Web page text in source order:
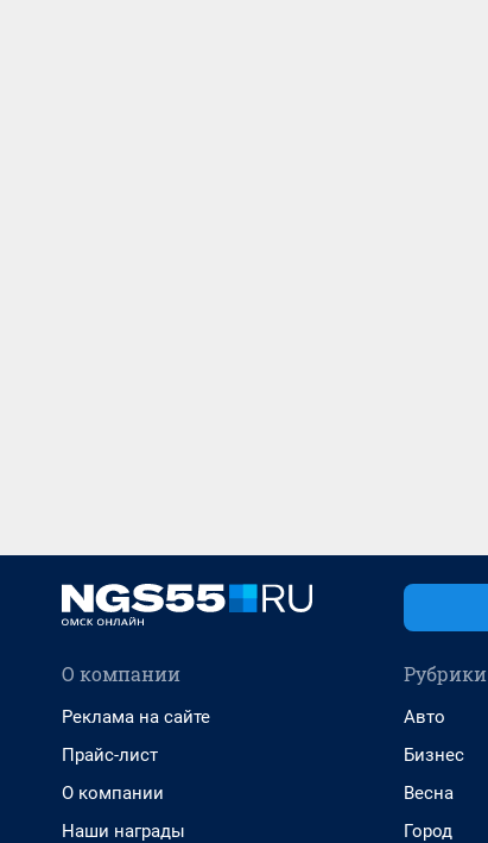
О компании
Реклама на сайте
Прайс-лист
О компании
Наши награды
Рубрики
Авто
Бизнес
Весна
Город